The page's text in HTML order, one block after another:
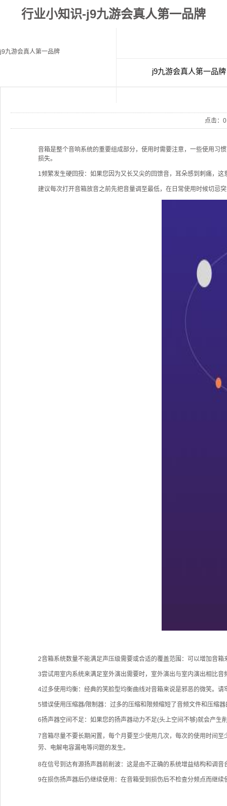
行业小知识-j9九游会真人第一品牌
j9九游会真人第一品牌
j9九游会真人第一品牌
点击： 0
音箱是整个音响系统的重要组成部分，使用时需要注意，一些使用习
损失。
1频繁发生硬回授：如果您因为又长又尖的回馈音，耳朵感到刺痛，
建议每次打开音箱放音之前先把音量调至最低，在日常使用时候切忌
2音箱系统数量不能满足声压级需要或合适的覆盖范围：可以增加音
3尝试用室内系统来满足室外演出需要时，室外演出与室内演出相比
4过多使用均衡：经典的笑脸型均衡曲线对音箱来说是邪恶的微笑。
5错误使用压缩器/限制器：过多的压缩和限频缩短了音频文件和压缩
6扬声器空间不足：如果您的扬声器动力不足(头上空间不够)就会产生
7音箱尽量不要长期闲置，每个月要至少使用几次，每次的使用时间
劳、电解电容漏电等问题的发生。
8在信号到达有源扬声器前削波：这是由不正确的系统增益结构和调音
9在损伤扬声器后仍继续使用：在音箱受到损伤后不检查分频点而继